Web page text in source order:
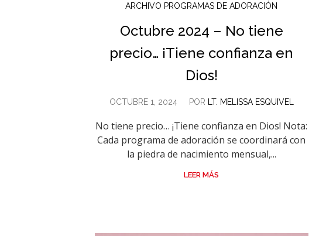
ARCHIVO PROGRAMAS DE ADORACIÓN
Octubre 2024 – No tiene
precio… ¡Tiene confianza en
Dios!
OCTUBRE 1, 2024 POR LT. MELISSA ESQUIVEL
No tiene precio… ¡Tiene confianza en Dios! Nota:
Cada programa de adoración se coordinará con
la piedra de nacimiento mensual,...
LEER MÁS